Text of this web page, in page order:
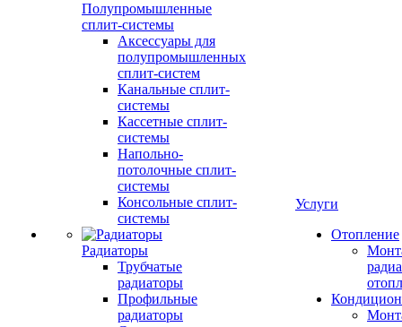
Полупромышленные
сплит-системы
Аксессуары для
полупромышленных
сплит-систем
Канальные сплит-
системы
Кассетные сплит-
системы
Напольно-
потолочные сплит-
системы
Консольные сплит-
системы
Радиаторы
Трубчатые
радиаторы
Профильные
радиаторы
Услуги
Отопление